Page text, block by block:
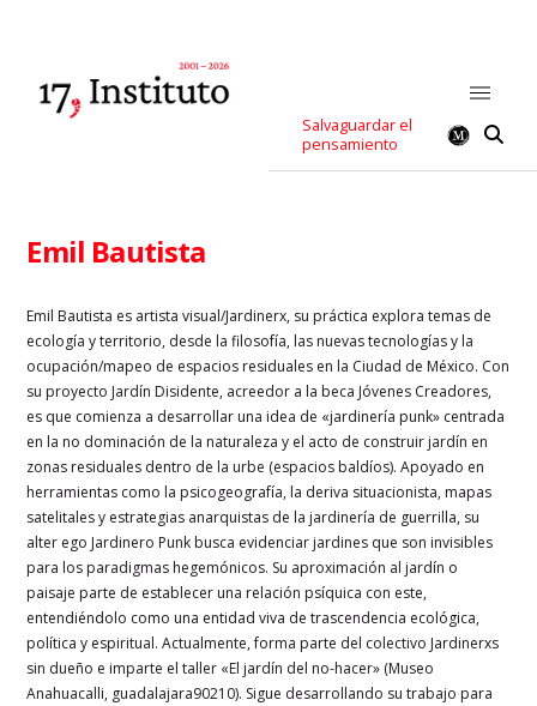
Salvaguardar el
pensamiento
Emil Bautista
Emil Bautista es artista visual/Jardinerx, su práctica explora temas de
ecología y territorio, desde la filosofía, las nuevas tecnologías y la
ocupación/mapeo de espacios residuales en la Ciudad de México. Con
su proyecto Jardín Disidente, acreedor a la beca Jóvenes Creadores,
es que comienza a desarrollar una idea de «jardinería punk» centrada
en la no dominación de la naturaleza y el acto de construir jardín en
zonas residuales dentro de la urbe (espacios baldíos). Apoyado en
herramientas como la psicogeografía, la deriva situacionista, mapas
satelitales y estrategias anarquistas de la jardinería de guerrilla, su
alter ego Jardinero Punk busca evidenciar jardines que son invisibles
para los paradigmas hegemónicos. Su aproximación al jardín o
paisaje parte de establecer una relación psíquica con este,
entendiéndolo como una entidad viva de trascendencia ecológica,
política y espiritual. Actualmente, forma parte del colectivo Jardinerxs
sin dueño e imparte el taller «El jardín del no-hacer» (Museo
Anahuacalli, guadalajara90210). Sigue desarrollando su trabajo para